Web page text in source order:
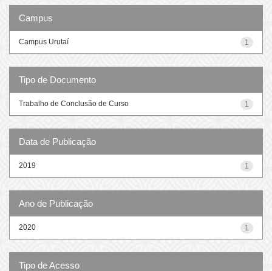
Campus
1
Campus Urutaí
Tipo de Documento
1
Trabalho de Conclusão de Curso
Data de Publicação
1
2019
Ano de Publicação
1
2020
Tipo de Acesso